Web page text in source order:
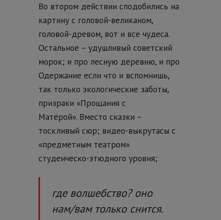
Во втором действии сподобились на
картину с головой-великаном,
головой-древом, вот и все чудеса.
Остальное – удушливый советский
морок; и про лесную деревню, и про
Одержание если что и вспомнишь,
так только экологические заботы,
призраки «Прощания с
Матёрой». Вместо сказки –
тоскливый сюр; видео-выкрутасы с
«предметным театром»
студенческо-этюдного уровня;
где волшебство? оно
нам/вам только снится.